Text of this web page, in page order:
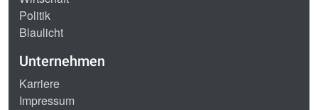
Politik
Blaulicht
Unternehmen
Karriere
Impressum